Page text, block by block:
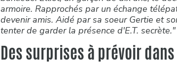
armoire. Rapprochés par un échange
devenir amis. Aidé par sa soeur Gertie et
tenter de garder la présence d'E.T. secrète."
Des surprises à prévoir